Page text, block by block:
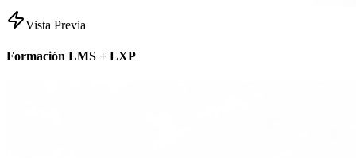
Vista Previa
Formación LMS + LXP